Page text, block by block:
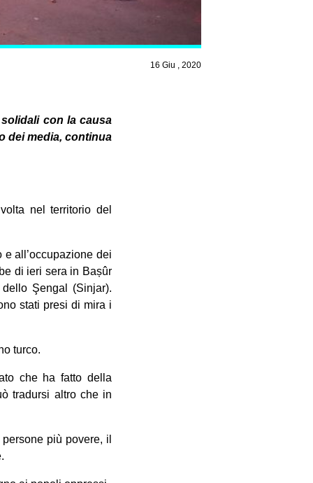
16 Giu , 2020
con la causa
dei media, continua
nel territorio del
all’occupazione dei
di ieri sera in Bașûr
Şengal (Sinjar).
stati presi di mira i
turco.
che ha fatto della
tradursi altro che in
più povere, il